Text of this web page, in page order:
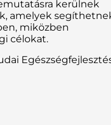
kerülnek
amelyek
miközben
célokat.